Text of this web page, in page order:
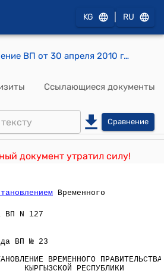
KG RU
Постановление ВП от 30 апреля 2010 года №23 "О назначении Сариева А.А. председателем Центральной комиссии по выборам и проведению референдумов Кыргызской Республики"
Ссылающиеся документы
Сравнение
документ утратил силу!